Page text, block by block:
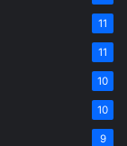
11
11
10
10
9